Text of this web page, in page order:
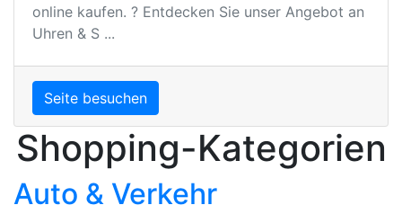
online kaufen. ? Entdecken Sie unser Angebot an
Uhren & S ...
Seite besuchen
Shopping-Kategorien
Auto & Verkehr